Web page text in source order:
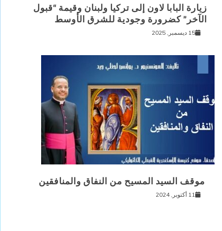
زيارة البابا لاون إلى تركيا ولبنان وقيمة “قبول
الآخر” كضرورة وجودية للشرق الأوسط
15 ديسمبر, 2025
موقف السيد المسيح من النفاق والمنافقين
11 أكتوبر, 2024